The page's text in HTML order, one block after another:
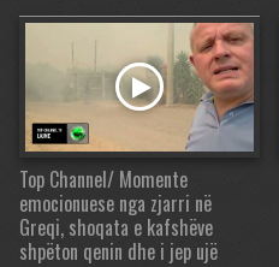
Top Channel/ Momente
emocionuese nga zjarri në
Greqi, shoqata e kafshëve
shpëton qenin dhe i jep ujë